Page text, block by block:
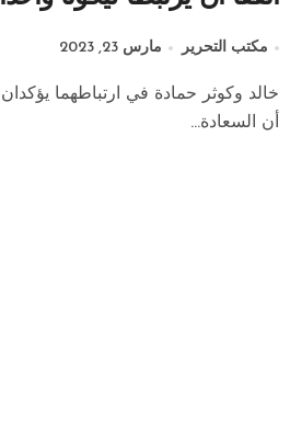
مكتب التحرير مارس 23, 2023
خالد وكوثر حمادة في ارتباطهما يؤكدان لنا، بيوم 12 / 3 / 2023،
أن السعادة...